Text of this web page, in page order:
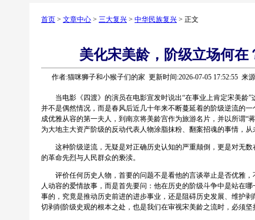
首页 > 文章中心 > 三大复兴 > 中华民族复兴 > 正文
美化宋美龄，阶级立场何在
作者:猫咪狮子和小猴子们的家 更新时间:2026-07-05 17:52:55 来
当电影《四渡》的演员在电影宣发时说出“在事业上肯定宋美龄”
并不是偶然情况，而是春风后近几十年来不断蔓延着的阶级逆流的
成优雅从容的第一夫人，到南京将美龄宫作为旅游名片，并以所谓“
为大地主大资产阶级的反动代表人物涂脂抹粉、翻案招魂的事情，从
这种阶级逆流，无疑是对正确历史认知的严重颠倒，更是对无数
的革命先烈与人民群众的亵渎。
评价任何历史人物，首要的问题不是看他的言谈举止是否优雅，
人动容的爱情故事，而是首先要问：他在历史的阶级斗争中是站在
事的，究竟是推动历史前进的进步事业，还是阻碍历史发展、维护
切剥削阶级史观的根本之处，也是我们在审视宋美龄之流时，必须坚